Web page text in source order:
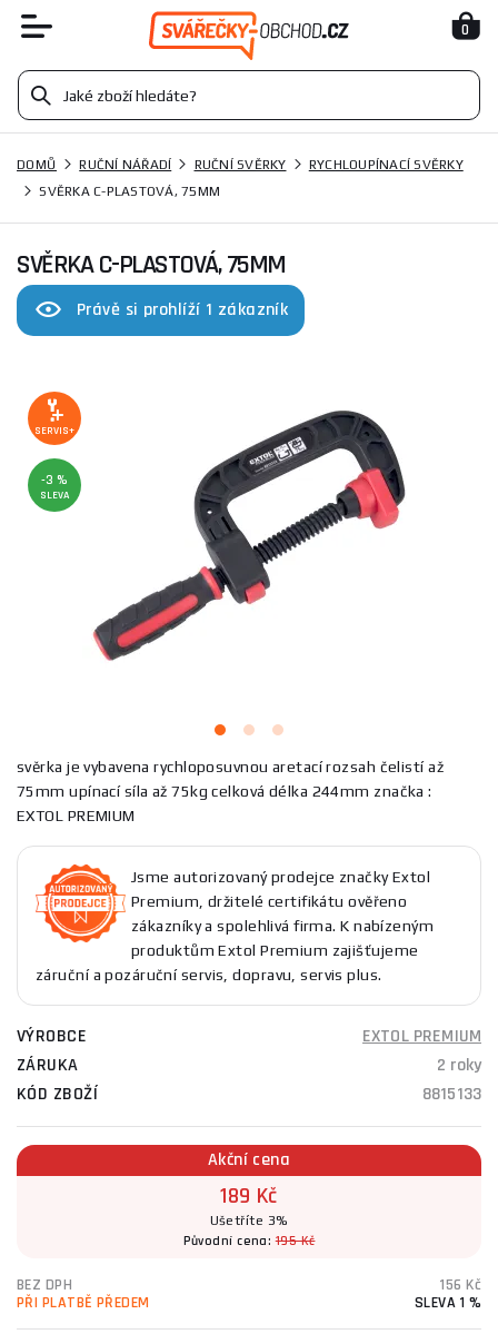
0
DOMŮ RUČNÍ NÁŘADÍ RUČNÍ SVĚRKY
RYCHLOUPÍNACÍ SVĚRKY
SVĚRKA C-PLASTOVÁ, 75MM
SVĚRKA C-PLASTOVÁ, 75MM
Právě si prohlíží 1 zákazník
SERVIS+
-3 %
SLEVA
svěrka je vybavena rychloposuvnou aretací rozsah čelistí až
75mm upínací síla až 75kg celková délka 244mm značka :
EXTOL PREMIUM
Jsme autorizovaný prodejce značky Extol
Premium, držitelé certifikátu ověřeno
zákazníky a spolehlivá firma. K nabízeným
produktům Extol Premium zajišťujeme
záruční a pozáruční servis, dopravu, servis plus.
VÝROBCE
EXTOL PREMIUM
ZÁRUKA
2 roky
KÓD ZBOŽÍ
8815133
Akční cena
189 Kč
Ušetříte 3%
Původní cena:195 Kč
BEZ DPH
156 Kč
PŘI PLATBĚ PŘEDEM
SLEVA 1 %